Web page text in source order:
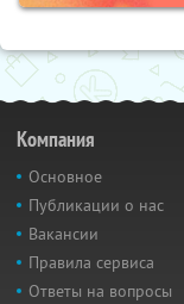
Компания
Основное
Публикации о нас
Вакансии
Правила сервиса
Ответы на вопросы